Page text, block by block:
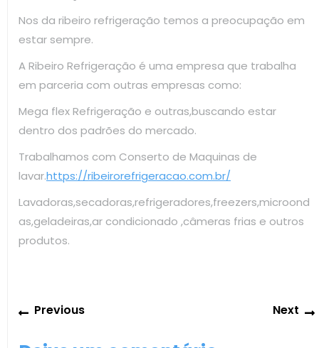
Nos da ribeiro refrigeração temos a preocupação em
estar sempre.
A Ribeiro Refrigeração é uma empresa que trabalha
em parceria com outras empresas como:
Mega flex Refrigeração e outras,buscando estar
dentro dos padrões do mercado.
Trabalhamos com Conserto de Maquinas de
lavar.https://ribeirorefrigeracao.com.br/
Lavadoras,secadoras,refrigeradores,freezers,microond
as,geladeiras,ar condicionado ,câmeras frias e outros
produtos.
Navegação
de
Post
PreviousPrevious
Next